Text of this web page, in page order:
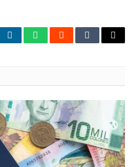
LinkedInWhatsAppRedditTumblrEmail